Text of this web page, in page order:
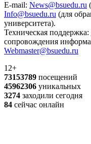
E-mail: News@bsuedu.ru
Info@bsuedu.ru (для
университета).
Техническая поддержка:
сопровождения
Webmaster@bsuedu.ru
12+
73153789 посещений
45962306 уникальных
3274 заходили сегодня
84 сейчас онлайн